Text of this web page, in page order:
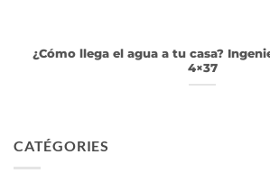
¿Cómo llega el agua a tu casa?
4×37
CATÉGORIES